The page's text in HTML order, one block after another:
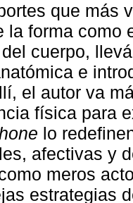
que más
la forma como
cuerpo,
e
el autor va
física para
lo
afectivas y
meros
estrategias